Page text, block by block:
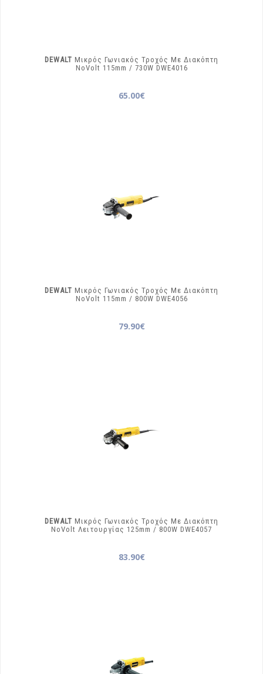
DEWALT Μικρός Γωνιακός Τροχός Με Διακόπτη
NoVolt 115mm / 730W DWE4016
65.00€
DEWALT Μικρός Γωνιακός Τροχός Με Διακόπτη
NoVolt 115mm / 800W DWE4056
79.90€
DEWALT Μικρός Γωνιακός Τροχός Με Διακόπτη
NoVolt Λειτουργίας 125mm / 800W DWE4057
83.90€